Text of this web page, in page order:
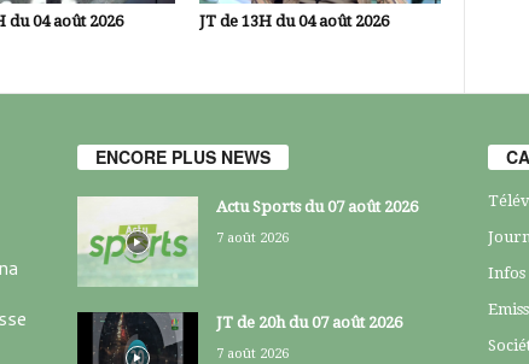
du 04 août 2026 JT de 13H du 04 août 2026
ENCORE PLUS NEWS
Actu Sports du 07 août 2026
7 août 2026
JT de 20h du 07 août 2026
7 août 2026
Infos